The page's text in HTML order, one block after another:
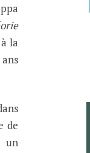
la
de
un